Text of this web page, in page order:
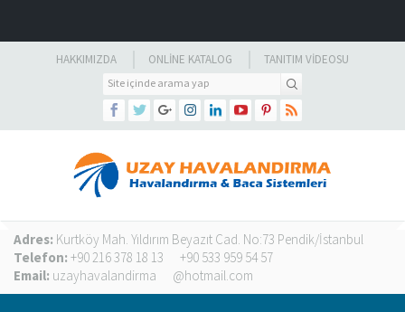
HAKKIMIZDA ONLINE KATALOG TANITIM VIDEOSU
Adres: Kurtköy Mah. Yıldırım Beyazıt Cad. No:73 Pendik/İstanbul
Telefon: +90 216 378 18 13
+90 533 959 54 57
Email: uzayhavalandirma @hotmail.com